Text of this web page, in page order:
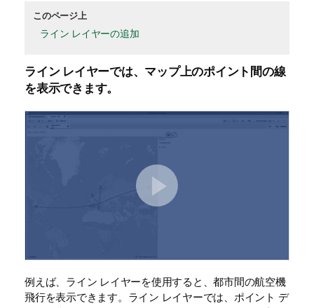
このページ上
ライン レイヤーの追加
ライン レイヤーでは、マップ上のポイント間の線
を表示できます。
例えば、ライン レイヤーを使用すると、都市間の航空機
飛行を表示できます。ライン レイヤーでは、ポイント デ